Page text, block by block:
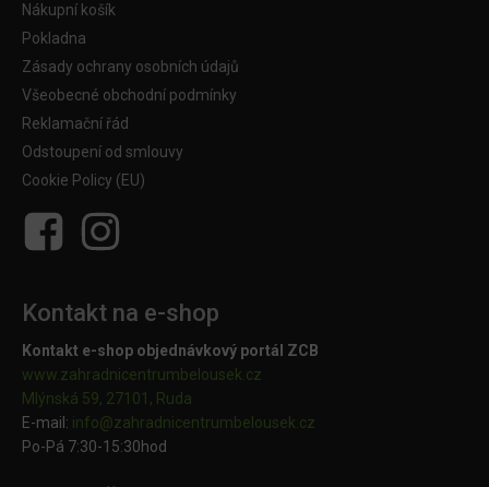
Nákupní košík
Pokladna
Zásady ochrany osobních údajů
Všeobecné obchodní podmínky
Reklamační řád
Odstoupení od smlouvy
Cookie Policy (EU)
Kontakt na e-shop
Kontakt e-shop objednávkový portál ZCB
www.zahradnicentrumbelousek.cz
Mlýnská 59, 27101, Ruda
E-mail: info@zahradnicentrumbelousek.cz
Po-Pá 7:30-15:30hod